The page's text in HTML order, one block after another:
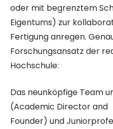
oder mit begrenztem
Eigentums) zur
Fertigung anregen.
Forschungsansatz der
Hochschule:
Das neunköpfige Team
(Academic Director and
Founder) und